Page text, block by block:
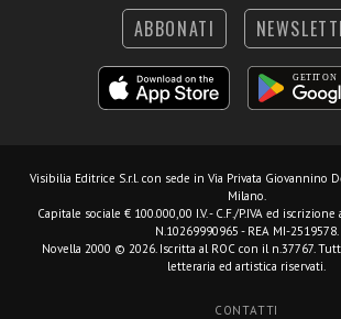
ABBONATI
Visibilia Editrice S.r.l. con sede in Via Privata Giovannino
Milano.
Capitale sociale € 100.000,00 I.V. - C.F./P.IVA ed iscrizione
N.10269990965 - REA MI-2519578.
Novella 2000 © 2026. Iscritta al ROC con il n.37767.
letteraria ed artistica riservati.
CONTATTI